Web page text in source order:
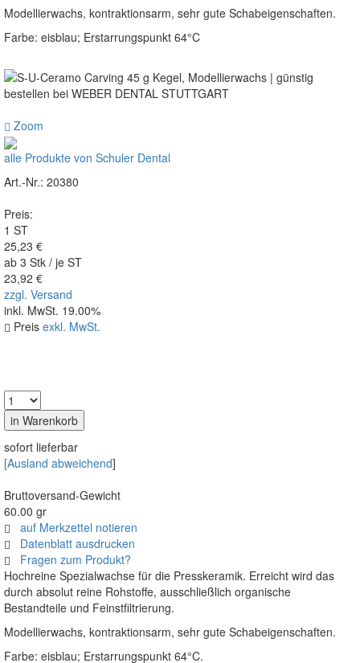
Modellierwachs, kontraktionsarm, sehr gute Schabeigenschaften.
Farbe: eisblau; Erstarrungspunkt 64°C
Zoom
alle Produkte von Schuler Dental
Art.-Nr.: 20380
Preis:
1 ST
25,23 €
ab 3 Stk / je ST
23,92 €
zzgl. Versand
inkl. MwSt. 19.00%
Preis exkl. MwSt.
sofort lieferbar
[Ausland abweichend]
Bruttoversand-Gewicht
60.00 gr
auf Merkzettel notieren
Datenblatt ausdrucken
Fragen zum Produkt?
Hochreine Spezialwachse für die Presskeramik. Erreicht wird das
durch absolut reine Rohstoffe, ausschließlich organische
Bestandteile und Feinstfiltrierung.
Modellierwachs, kontraktionsarm, sehr gute Schabeigenschaften.
Farbe: eisblau; Erstarrungspunkt 64°C.